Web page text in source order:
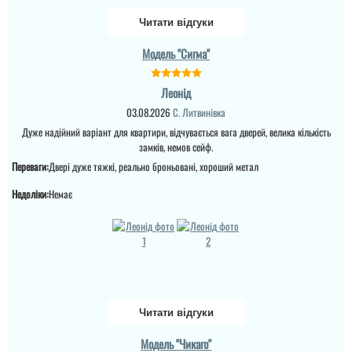
Швидко та якісно
через пару годин стояли
зробить і буду
стилі їх мікімнатні двері
Дуже здивований
швидким виконанням
замовлення, замір і на
установка, майстри
працюють з досвідом і
читати всі відгуки
Читати відгуки
Модель "Сигма"
Леонід
03.08.2026 С. Литвинівка
Дуже надійний варіант для квартири, відчувається вага дверей, велика кількість
замків, немов сейф.
Переваги:Двері дуже тяжкі, реально броньовані, хороший метал
Недоліки:Немає
Читати відгуки
Модель "Чикаго"